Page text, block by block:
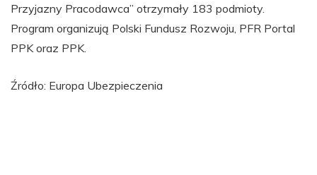
Przyjazny Pracodawca” otrzymały 183 podmioty.
Program organizują Polski Fundusz Rozwoju, PFR Portal
PPK oraz PPK.
Źródło: Europa Ubezpieczenia